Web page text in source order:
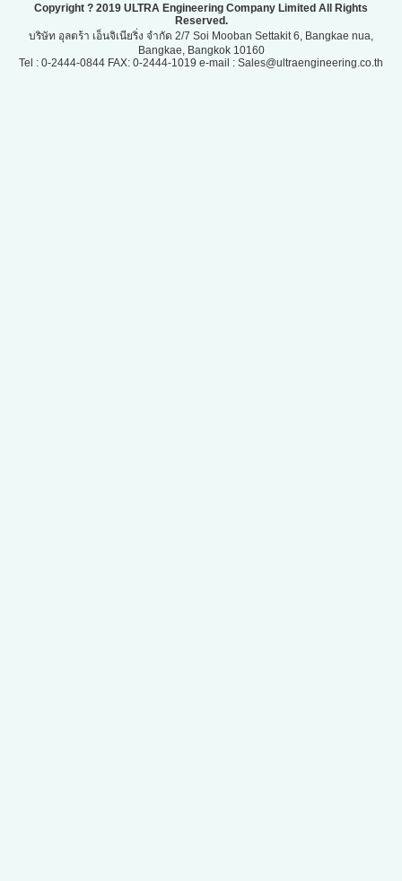
Copyright ? 2019 ULTRA Engineering Company Limited All Rights
Reserved.
บริษัท อุลตร้า เอ็นจิเนียริ่ง จำกัด 2/7 Soi Mooban Settakit 6, Bangkae nua,
Bangkae, Bangkok 10160
Tel : 0-2444-0844 FAX: 0-2444-1019 e-mail : Sales@ultraengineering.co.th